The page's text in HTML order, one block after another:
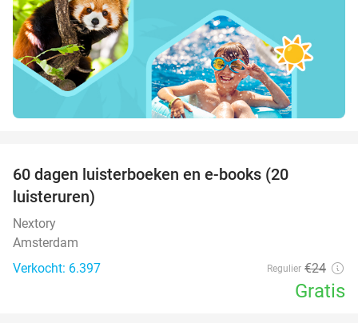
60 dagen luisterboeken en e-books (20
luisteruren)
Nextory
Amsterdam
Verkocht: 6.397
Regulier €24
Gratis